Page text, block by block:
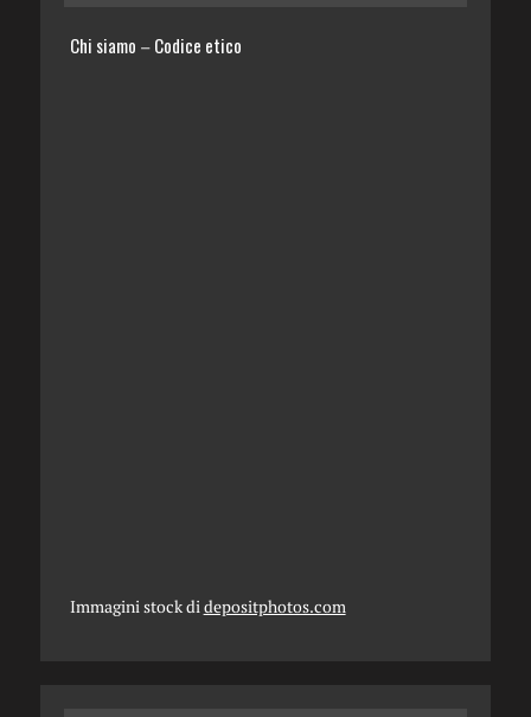
Chi siamo – Codice etico
Immagini stock di depositphotos.com